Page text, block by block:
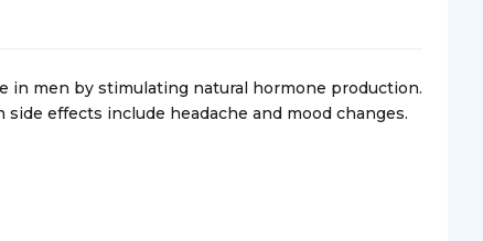
in men by stimulating natural hormone production.
effects include headache and mood changes.